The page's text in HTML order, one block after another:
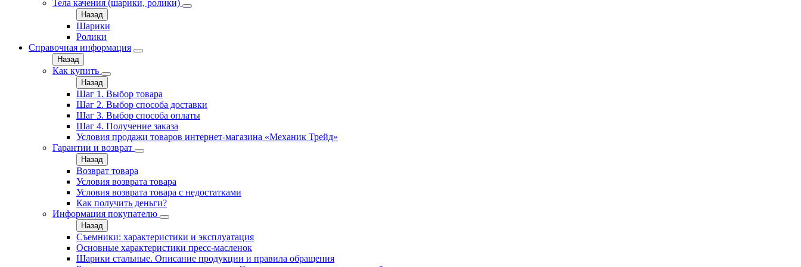
Тела качения (шарики, ролики)
Назад
Шарики
Ролики
Справочная информация
Назад
Как купить
Назад
Шаг 1. Выбор товара
Шаг 2. Выбор способа доставки
Шаг 3. Выбор способа оплаты
Шаг 4. Получение заказа
Условия продажи товаров интернет-магазина «Механик Трейд»
Гарантии и возврат
Назад
Возврат товара
Условия возврата товара
Условия возврата товара с недостатками
Как получить деньги?
Информация покупателю
Назад
Съемники: характеристики и эксплуатация
Основные характеристики пресс‑масленок
Шарики стальные. Описание продукции и правила обращения